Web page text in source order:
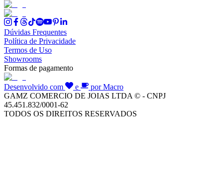
Dúvidas Frequentes
Política de Privacidade
Termos de Uso
Showrooms
Formas de pagamento
Desenvolvido com e
por Macro
GAMZ COMERCIO DE JOIAS LTDA © - CNPJ
45.451.832/0001-62
TODOS OS DIREITOS RESERVADOS